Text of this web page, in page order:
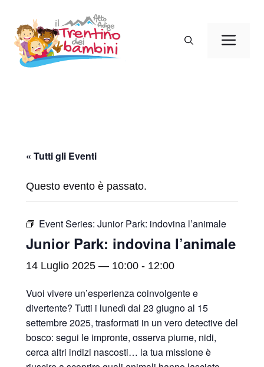
contenuto
« Tutti gli Eventi
Questo evento è passato.
Event Series: Junior Park: indovina l’animale
Junior Park: indovina l’animale
14 Luglio 2025 — 10:00 - 12:00
Vuoi vivere un’esperienza coinvolgente e
divertente? Tutti i lunedì dal 23 giugno al 15
settembre 2025, trasformati in un vero detective del
bosco: segui le impronte, osserva piume, nidi,
cerca altri indizi nascosti… la tua missione è